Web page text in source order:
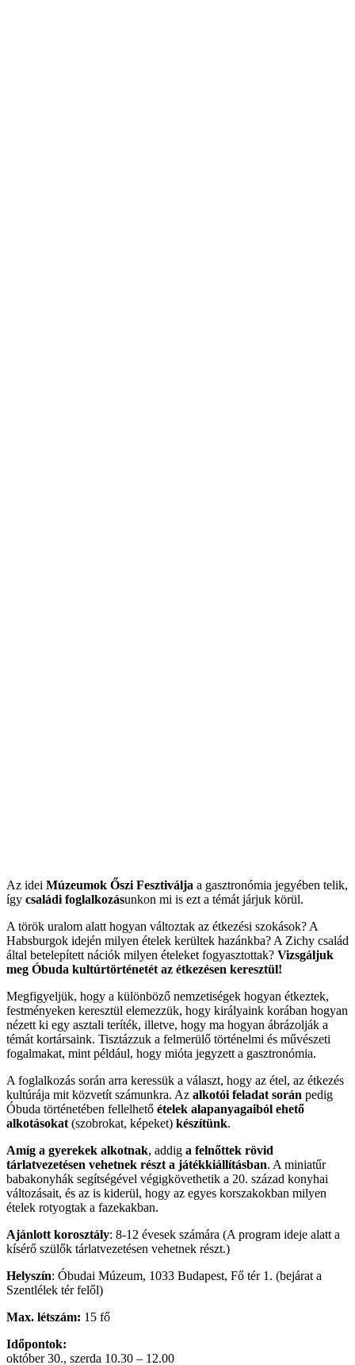
Az idei Múzeumok Őszi Fesztiválja a gasztronómia jegyében telik,
így családi foglalkozásunkon mi is ezt a témát járjuk körül.
A török uralom alatt hogyan változtak az étkezési szokások? A
Habsburgok idején milyen ételek kerültek hazánkba? A Zichy család
által betelepített nációk milyen ételeket fogyasztottak? Vizsgáljuk
meg Óbuda kultúrtörténetét az étkezésen keresztül!
Megfigyeljük, hogy a különböző nemzetiségek hogyan étkeztek,
festményeken keresztül elemezzük, hogy királyaink korában hogyan
nézett ki egy asztali teríték, illetve, hogy ma hogyan ábrázolják a
témát kortársaink. Tisztázzuk a felmerülő történelmi és művészeti
fogalmakat, mint például, hogy mióta jegyzett a gasztronómia.
A foglalkozás során arra keressük a választ, hogy az étel, az étkezés
kultúrája mit közvetít számunkra. Az alkotói feladat során pedig
Óbuda történetében fellelhető ételek alapanyagaiból ehető
alkotásokat (szobrokat, képeket) készítünk.
Amíg a gyerekek alkotnak, addig a felnőttek rövid
tárlatvezetésen vehetnek részt a játékkiállításban. A miniatűr
babakonyhák segítségével végigkövethetik a 20. század konyhai
változásait, és az is kiderül, hogy az egyes korszakokban milyen
ételek rotyogtak a fazekakban.
Ajánlott korosztály: 8-12 évesek számára (A program ideje alatt a
kísérő szülők tárlatvezetésen vehetnek részt.)
Helyszín: Óbudai Múzeum, 1033 Budapest, Fő tér 1. (bejárat a
Szentlélek tér felől)
Max. létszám: 15 fő
Időpontok:
október 30., szerda 10.30 – 12.00